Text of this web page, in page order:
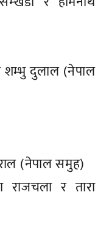
शम्भु दुलाल (नेपाल
(नेपाल समुह)
राजचला र तारा